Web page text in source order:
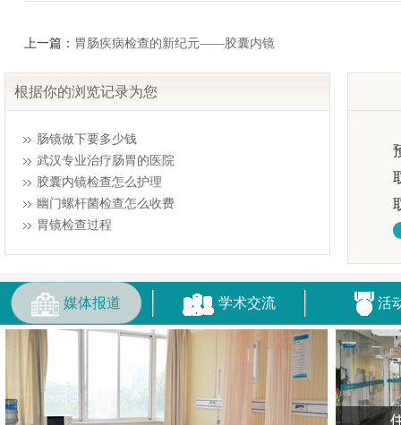
上一篇： 胃肠疾病检查的新纪元——胶囊内镜
根据你的浏览记录为您
肠镜做下要多少钱
武汉专业治疗肠胃的医院
胶囊内镜检查怎么护理
幽门螺杆菌检查怎么收费
胃镜检查过程
媒体报道 学术交流 活